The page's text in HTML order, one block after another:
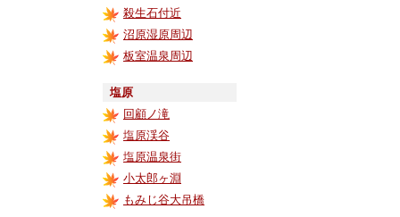
殺生石付近
沼原湿原周辺
板室温泉周辺
塩原
回顧ノ滝
塩原渓谷
塩原温泉街
小太郎ヶ淵
もみじ谷大吊橋